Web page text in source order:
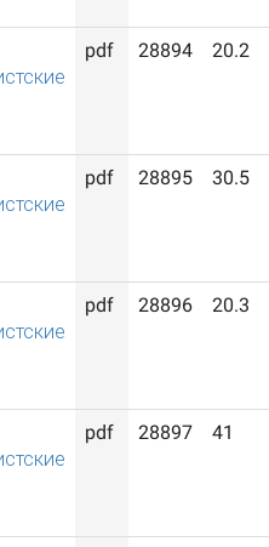
pdf 28894 20.2
pdf 28895 30.5
pdf 28896 20.3
pdf 28897 41